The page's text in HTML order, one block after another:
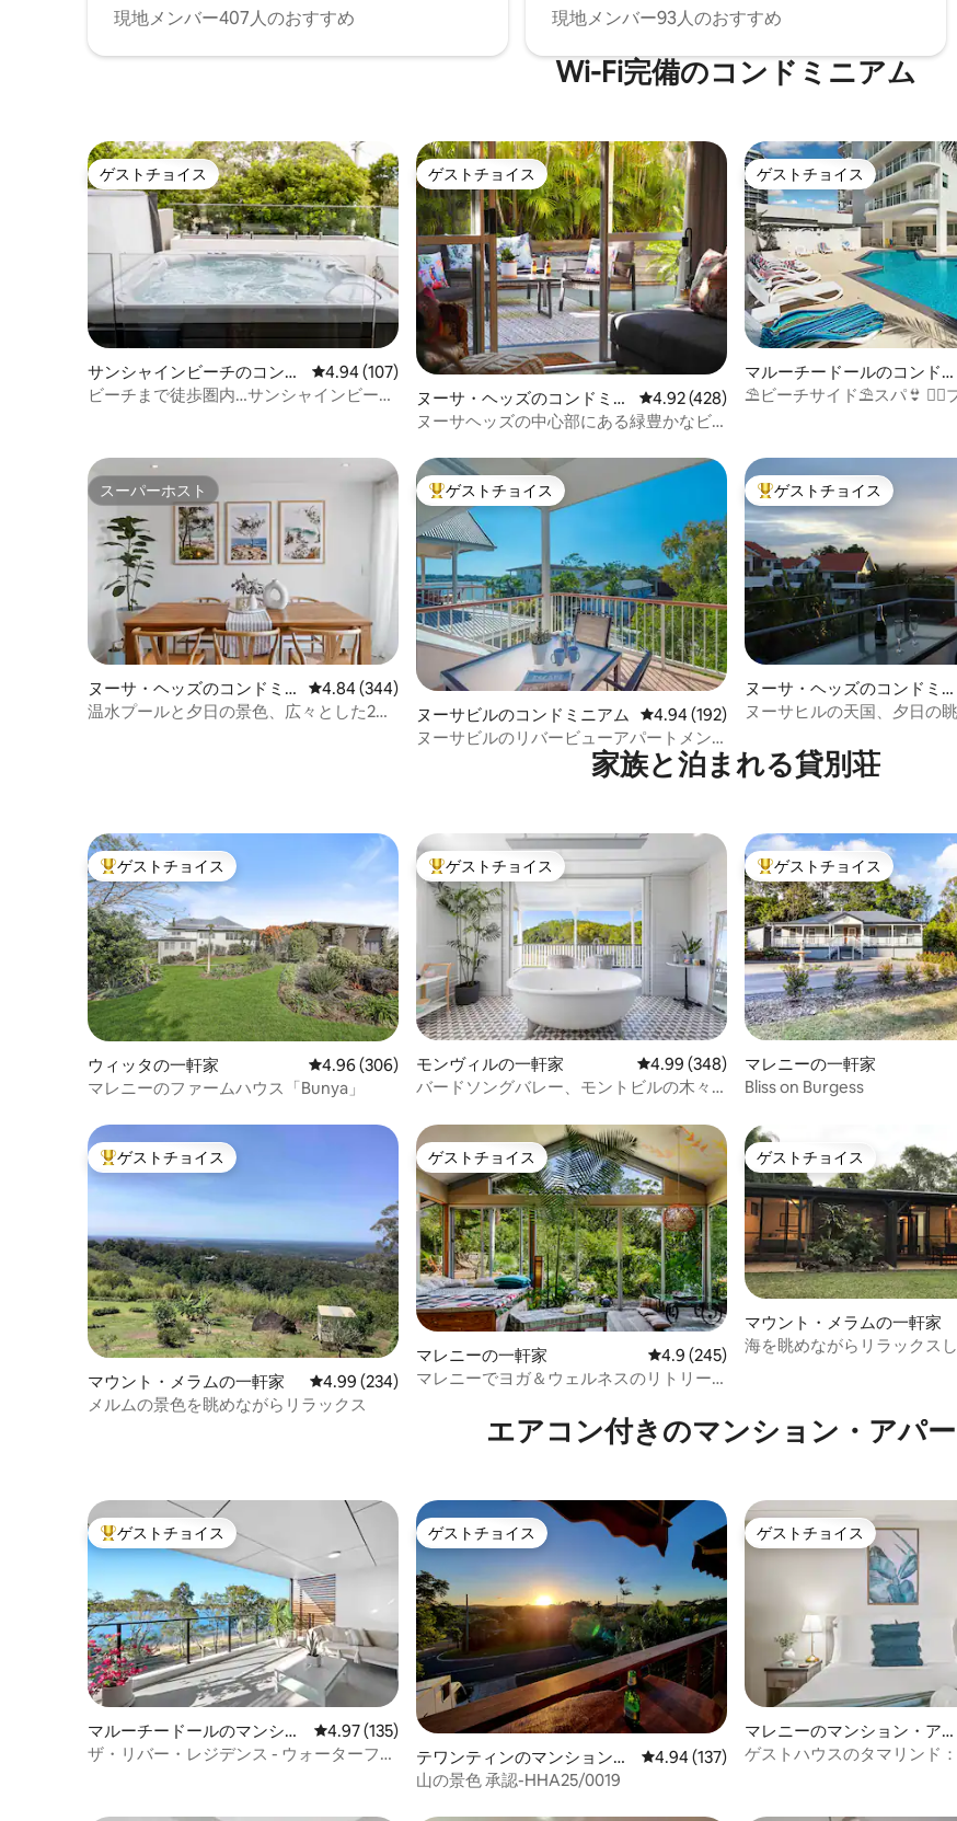
現地メンバー407人のおすすめ
現地メンバー93人のおすすめ
Wi-Fi完備のコンドミニアム
ゲストチョイス
ゲストチョイス
サンシャインビーチのコンド
ミニアム
レビュー107件、5つ星中4.94つ星の平均評価
4.94 (107)
ビーチまで徒歩圏内…サンシャインビーチ
ゲストチョイス
ゲストチョイス
ヌーサ・ヘッズのコンドミニ
アム
レビュー428件、5つ星中4.92つ星の平均
4.92 (428)
ヌーサヘッズの中心部にある緑豊かなビ
ゲストチョイス
ゲストチョイス
マルーチードールのコンドミ
ニアム
⛱ビーチサイド⛱スパ👙 🏊‍♀️
スーパーホスト
スーパーホスト
ヌーサ・ヘッズのコンドミ
ニアム
レビュー344件、5つ星中4.84つ星の平均評価
4.84 (344)
温水プールと夕日の景色、広々とした2ベ
大好評のゲストチョイスです。
ゲストチョイス
ヌーサビルのコンドミニアム レビュー192件、5つ星中4.94つ星の平均
4.94 (192)
ヌーサビルのリバービューアパートメン
大好評のゲストチョイスです
ゲストチョイス
ヌーサ・ヘッズのコンドミニ
アム
ヌーサヒルの天国、夕日の
家族と泊まれる貸別荘
大好評のゲストチョイスです。
ゲストチョイス
ウィッタの一軒家 レビュー306件、5つ星中4.96つ星の平均評価
4.96 (306)
マレニーのファームハウス「Bunya」
大好評のゲストチョイスです。
ゲストチョイス
モンヴィルの一軒家 レビュー348件、5つ星中4.99つ星の平均評
4.99 (348)
バードソングバレー、モントビルの木々
大好評のゲストチョイスです
ゲストチョイス
マレニーの一軒家
Bliss on Burgess
大好評のゲストチョイスです。
ゲストチョイス
マウント・メラムの一軒家 レビュー234件、5つ星中4.99つ星の平均評価
4.99 (234)
メルムの景色を眺めながらリラックス
ゲストチョイス
ゲストチョイス
マレニーの一軒家 レビュー245件、5つ星中4.9つ星の平均
4.9 (245)
マレニーでヨガ＆ウェルネスのリトリー
ゲストチョイス
ゲストチョイス
マウント・メラムの一軒家
海を眺めながらリラックス
エアコン付きのマンション・アパ
大好評のゲストチョイスです。
ゲストチョイス
マルーチードールのマンショ
ン・アパート
レビュー135件、5つ星中4.97つ星の平均評価
4.97 (135)
ザ・リバー・レジデンス - ウォーターフロ
ゲストチョイス
ゲストチョイス
テワンティンのマンション・
アパート
レビュー137件、5つ星中4.94つ星の平均
4.94 (137)
山の景色 承認-HHA25/0019
ゲストチョイス
ゲストチョイス
マレニーのマンション・アパ
ート
ゲストハウスのタマリンド